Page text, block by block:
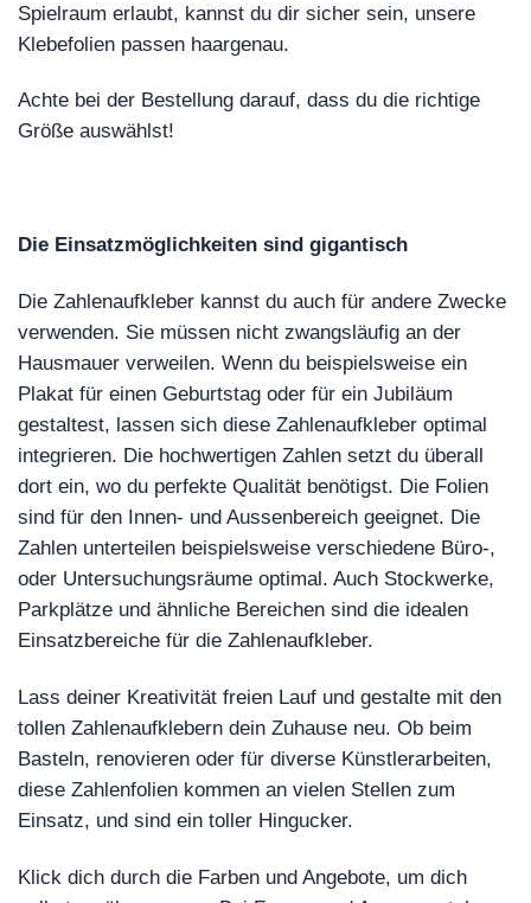
Spielraum erlaubt, kannst du dir sicher sein, unsere
Klebefolien passen haargenau.
Achte bei der Bestellung darauf, dass du die richtige
Größe auswählst!
Die Einsatzmöglichkeiten sind gigantisch
Die Zahlenaufkleber kannst du auch für andere Zwecke
verwenden. Sie müssen nicht zwangsläufig an der
Hausmauer verweilen. Wenn du beispielsweise ein
Plakat für einen Geburtstag oder für ein Jubiläum
gestaltest, lassen sich diese Zahlenaufkleber optimal
integrieren. Die hochwertigen Zahlen setzt du überall
dort ein, wo du perfekte Qualität benötigst. Die Folien
sind für den Innen- und Aussenbereich geeignet. Die
Zahlen unterteilen beispielsweise verschiedene Büro-,
oder Untersuchungsräume optimal. Auch Stockwerke,
Parkplätze und ähnliche Bereichen sind die idealen
Einsatzbereiche für die Zahlenaufkleber.
Lass deiner Kreativität freien Lauf und gestalte mit den
tollen Zahlenaufklebern dein Zuhause neu. Ob beim
Basteln, renovieren oder für diverse Künstlerarbeiten,
diese Zahlenfolien kommen an vielen Stellen zum
Einsatz, und sind ein toller Hingucker.
Klick dich durch die Farben und Angebote, um dich